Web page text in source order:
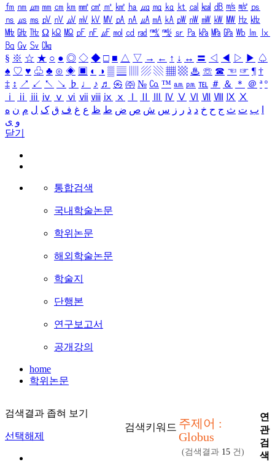
㎙ ㎚ ㎛ ㎜ ㎝ ㎞ ㎟ ㎠ ㎡ ㎢ ㏊ ㎍ ㎎ ㎏ ㏏ ㎈ ㎉ ㏈ ㎧ ㎨ ㎰
㎱ ㎲ ㎳ ㎴ ㎵ ㎶ ㎷ ㎸ ㎹ ㎀ ㎁ ㎂ ㎃ ㎄ ㎺ ㎻ ㎽ ㎾ ㎿ ㎐ ㎑
㎒ ㎓ ㎔ Ω ㏀ ㏁ ㎊ ㎋ ㎌ ㏖ ㏅ ㎭ ㎮ ㎯ ㏛ ㎩ ㎪ ㎫ ㎬ ㏝ ㏐
㏓
㏃ ㏉ ㏜ ㏆
§ ※ ☆ ★ ○ ● ◎ ◇ ◆ □ ■ △ ▽ → ← ↑ ↓ ↔ 〓 ◁ ◀ ▷ ▶ ♤
♠ ♡ ♥ ♧ ♣ ⊙ ◈ ▣ ◐ ◑ ▒ ▤ ▨ ▧ ▦ ▩ ♨ ☏ ☎ ☜ ☞ ¶ †
‡ ↕ ↗ ↙ ↖ ↘ ♭ ♩ ♪ ♬ ㉿ ㈜ № ㏇ ™ ㏂ ㏘ ℡ ＃ ＆ ＊ ＠ ª º
ⅰ
ⅱ ⅲ ⅳ ⅴ ⅵ ⅶ ⅷ ⅸ ⅹ Ⅳ Ⅴ Ⅵ Ⅶ Ⅷ Ⅸ Ⅹ
ب ت ث ج ح خ د ذ ر ز س ش ص ض ط ظ ع غ ف ق ک ل م ن ه
و ی
닫기
통합검색
국내학술논문
학위논문
해외학술논문
학술지
단행본
연구보고서
공개강의
home
학위논문
검색결과 좁혀 보기
선택해제
검색키워드 주제어 :
Globus
(검색결과 15 건)
연
관
검
색